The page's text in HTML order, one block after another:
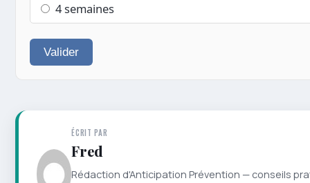
4 semaines
Valider
ÉCRIT PAR
Fred
Rédaction d'Anticipation Prévention — conseils